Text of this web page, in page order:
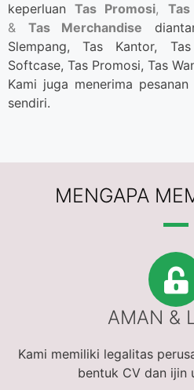
keperluan Tas Promosi,
& Tas Merchandise
Slempang, Tas Kantor,
Softcase, Tas Promosi, Tas
Kami juga menerima
sendiri.
MENGAPA
AMAN &
Kami memiliki legalitas
bentuk CV dan ijin